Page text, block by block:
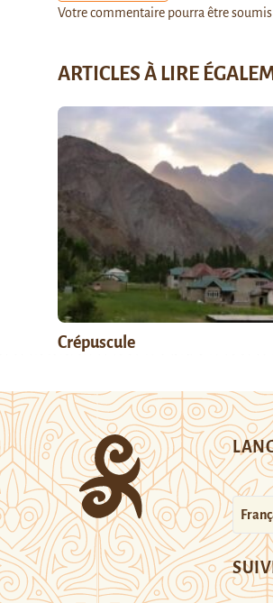
Votre commentaire pourra être
ARTICLES À LIRE
Crépuscule